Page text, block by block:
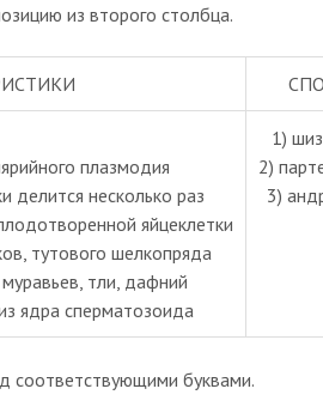
из второго столбца.
плазмодия
делится несколько раз
яйцеклетки
тутового шелкопряда
тли, дафний
ядра сперматозоида
1)
2)
3)
соответствующими буквами.